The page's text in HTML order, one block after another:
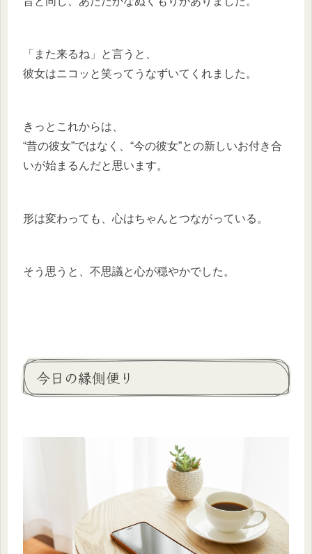
「また来るね」と言うと、
彼女はニコッと笑ってうなずいてくれました。
きっとこれからは、
“昔の彼女”ではなく、“今の彼女”との新しいお付き合
いが始まるんだと思います。
形は変わっても、心はちゃんとつながっている。
そう思うと、不思議と心が穏やかでした。
今日の縁側便り